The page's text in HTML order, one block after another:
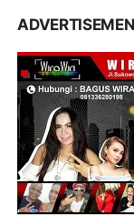
ADVERTISEMEN